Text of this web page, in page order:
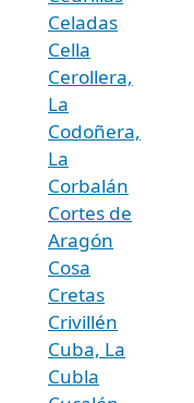
Celadas
Cella
Cerollera,
La
Codoñera,
La
Corbalán
Cortes de
Aragón
Cosa
Cretas
Crivillén
Cuba, La
Cubla